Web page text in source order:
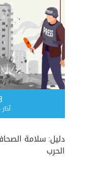
آذار 2026
دليل: سلامة
الحرب